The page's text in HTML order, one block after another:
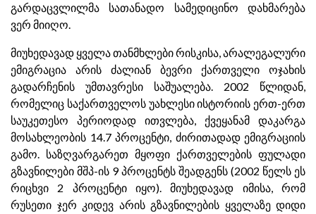
გარდაცვლილმა სათანადო სამედიცინო დახმარება
ვერ მიიღო.
მიუხედავად ყველა თანმხლები რისკისა, არალეგალური
ემიგრაცია არის ძალიან ბევრი ქართველი ოჯახის
გადარჩენის უმთავრესი საშუალება. 2002 წლიდან,
რომელიც საქართველოს უახლესი ისტორიის ერთ-ერთ
საუკეთესო პერიოდად ითვლება, ქვეყანამ დაკარგა
მოსახლეობის 14.7 პროცენტი, ძირითადად ემიგრაციის
გამო. საზღვარგარეთ მყოფი ქართველების ფულადი
გზავნილები მშპ-ის 9 პროცენტს შეადგენს (2002 წელს ეს
რიცხვი 2 პროცენტი იყო). მიუხედავად იმისა, რომ
რუსეთი ჯერ კიდევ არის გზავნილების ყველაზე დიდი